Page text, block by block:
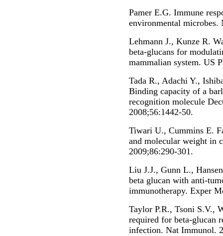
Pamer E.G. Immune
environmental microbes.
Lehmann J., Kunze R.
beta-glucans for
mammalian system. US
Tada R., Adachi Y.,
Binding capacity of a
recognition molecule
2008;56:1442-50.
Tiwari U., Cummins E.
and molecular weight in
2009;86:290-301.
Liu J.J., Gunn L.,
beta glucan with anti-
immunotherapy. Exper
Taylor P.R., Tsoni S.V.,
required for beta-glucan
infection. Nat Immunol.